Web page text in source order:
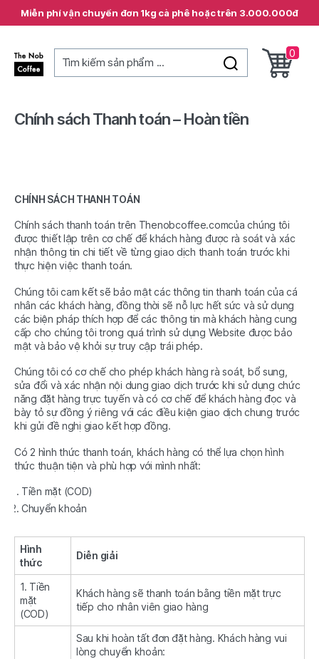
Miễn phí vận chuyển đơn 1kg cà phê hoặc trên 3.000.000đ
Coffee
Tìm kiếm sản phẩm ...
0
Chính sách Thanh toán – Hoàn tiền
CHÍNH SÁCH THANH TOÁN
Chính sách thanh toán trên Thenobcoffee.comcủa chúng tôi
được thiết lập trên cơ chế để khách hàng được rà soát và xác
nhận thông tin chi tiết về từng giao dịch thanh toán trước khi
thực hiện việc thanh toán.
Chúng tôi cam kết sẽ bảo mật các thông tin thanh toán của cá
nhân các khách hàng, đồng thời sẽ nỗ lực hết sức và sử dụng
các biện pháp thích hợp để các thông tin mà khách hàng cung
cấp cho chúng tôi trong quá trình sử dụng Website được bảo
mật và bảo vệ khỏi sự truy cập trái phép.
Chúng tôi có cơ chế cho phép khách hàng rà soát, bổ sung,
sửa đổi và xác nhận nội dung giao dịch trước khi sử dụng chức
năng đặt hàng trực tuyến và có cơ chế để khách hàng đọc và
bày tỏ sự đồng ý riêng với các điều kiện giao dịch chung trước
khi gửi đề nghị giao kết hợp đồng.
Có 2 hình thức thanh toán, khách hàng có thể lựa chọn hình
thức thuận tiện và phù hợp với mình nhất:
Tiền mặt (COD)
Chuyển khoản
Hình
thức
Diễn giải
1. Tiền
mặt
(COD)
Khách hàng sẽ thanh toán bằng tiền mặt trực
tiếp cho nhân viên giao hàng
Sau khi hoàn tất đơn đặt hàng. Khách hàng vui
lòng chuyển khoản: